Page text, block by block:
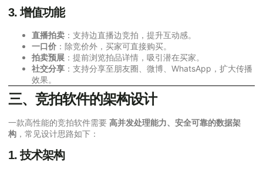
3. 增值功能
直播拍卖 ：支持边直播边竞拍，提升互动感。
一口价 ：除竞价外，买家可直接购买。
拍卖预展 ：提前浏览拍品详情，吸引潜在买家。
社交分享 ：支持分享至朋友圈、微博、WhatsApp，扩大传播
效果。
三、竞拍软件的架构设计
一款高性能的竞拍软件需要 高并发处理能力、安全可靠的数据架
构 ，常见设计思路如下：
1. 技术架构